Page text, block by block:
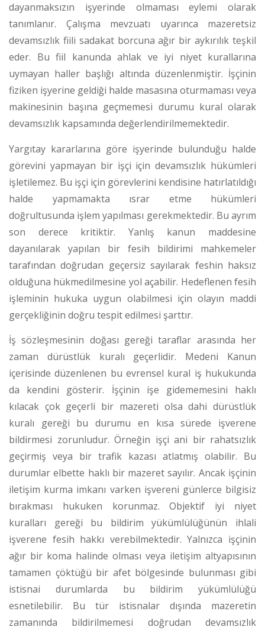
dayanmaksızın işyerinde olmaması eylemi olarak
tanımlanır. Çalışma mevzuatı uyarınca mazeretsiz
devamsızlık fiili sadakat borcuna ağır bir aykırılık teşkil
eder. Bu fiil kanunda ahlak ve iyi niyet kurallarına
uymayan haller başlığı altında düzenlenmiştir. İşçinin
fiziken işyerine geldiği halde masasına oturmaması veya
makinesinin başına geçmemesi durumu kural olarak
devamsızlık kapsamında değerlendirilmemektedir.
Yargıtay kararlarına göre işyerinde bulunduğu halde
görevini yapmayan bir işçi için devamsızlık hükümleri
işletilemez. Bu işçi için görevlerini kendisine hatırlatıldığı
halde yapmamakta ısrar etme hükümleri
doğrultusunda işlem yapılması gerekmektedir. Bu ayrım
son derece kritiktir. Yanlış kanun maddesine
dayanılarak yapılan bir fesih bildirimi mahkemeler
tarafından doğrudan geçersiz sayılarak feshin haksız
olduğuna hükmedilmesine yol açabilir. Hedeflenen fesih
işleminin hukuka uygun olabilmesi için olayın maddi
gerçekliğinin doğru tespit edilmesi şarttır.
İş sözleşmesinin doğası gereği taraflar arasında her
zaman dürüstlük kuralı geçerlidir. Medeni Kanun
içerisinde düzenlenen bu evrensel kural iş hukukunda
da kendini gösterir. İşçinin işe gidememesini haklı
kılacak çok geçerli bir mazereti olsa dahi dürüstlük
kuralı gereği bu durumu en kısa sürede işverene
bildirmesi zorunludur. Örneğin işçi ani bir rahatsızlık
geçirmiş veya bir trafik kazası atlatmış olabilir. Bu
durumlar elbette haklı bir mazeret sayılır. Ancak işçinin
iletişim kurma imkanı varken işvereni günlerce bilgisiz
bırakması hukuken korunmaz. Objektif iyi niyet
kuralları gereği bu bildirim yükümlülüğünün ihlali
işverene fesih hakkı verebilmektedir. Yalnızca işçinin
ağır bir koma halinde olması veya iletişim altyapısının
tamamen çöktüğü bir afet bölgesinde bulunması gibi
istisnai durumlarda bu bildirim yükümlülüğü
esnetilebilir. Bu tür istisnalar dışında mazeretin
zamanında bildirilmemesi doğrudan devamsızlık